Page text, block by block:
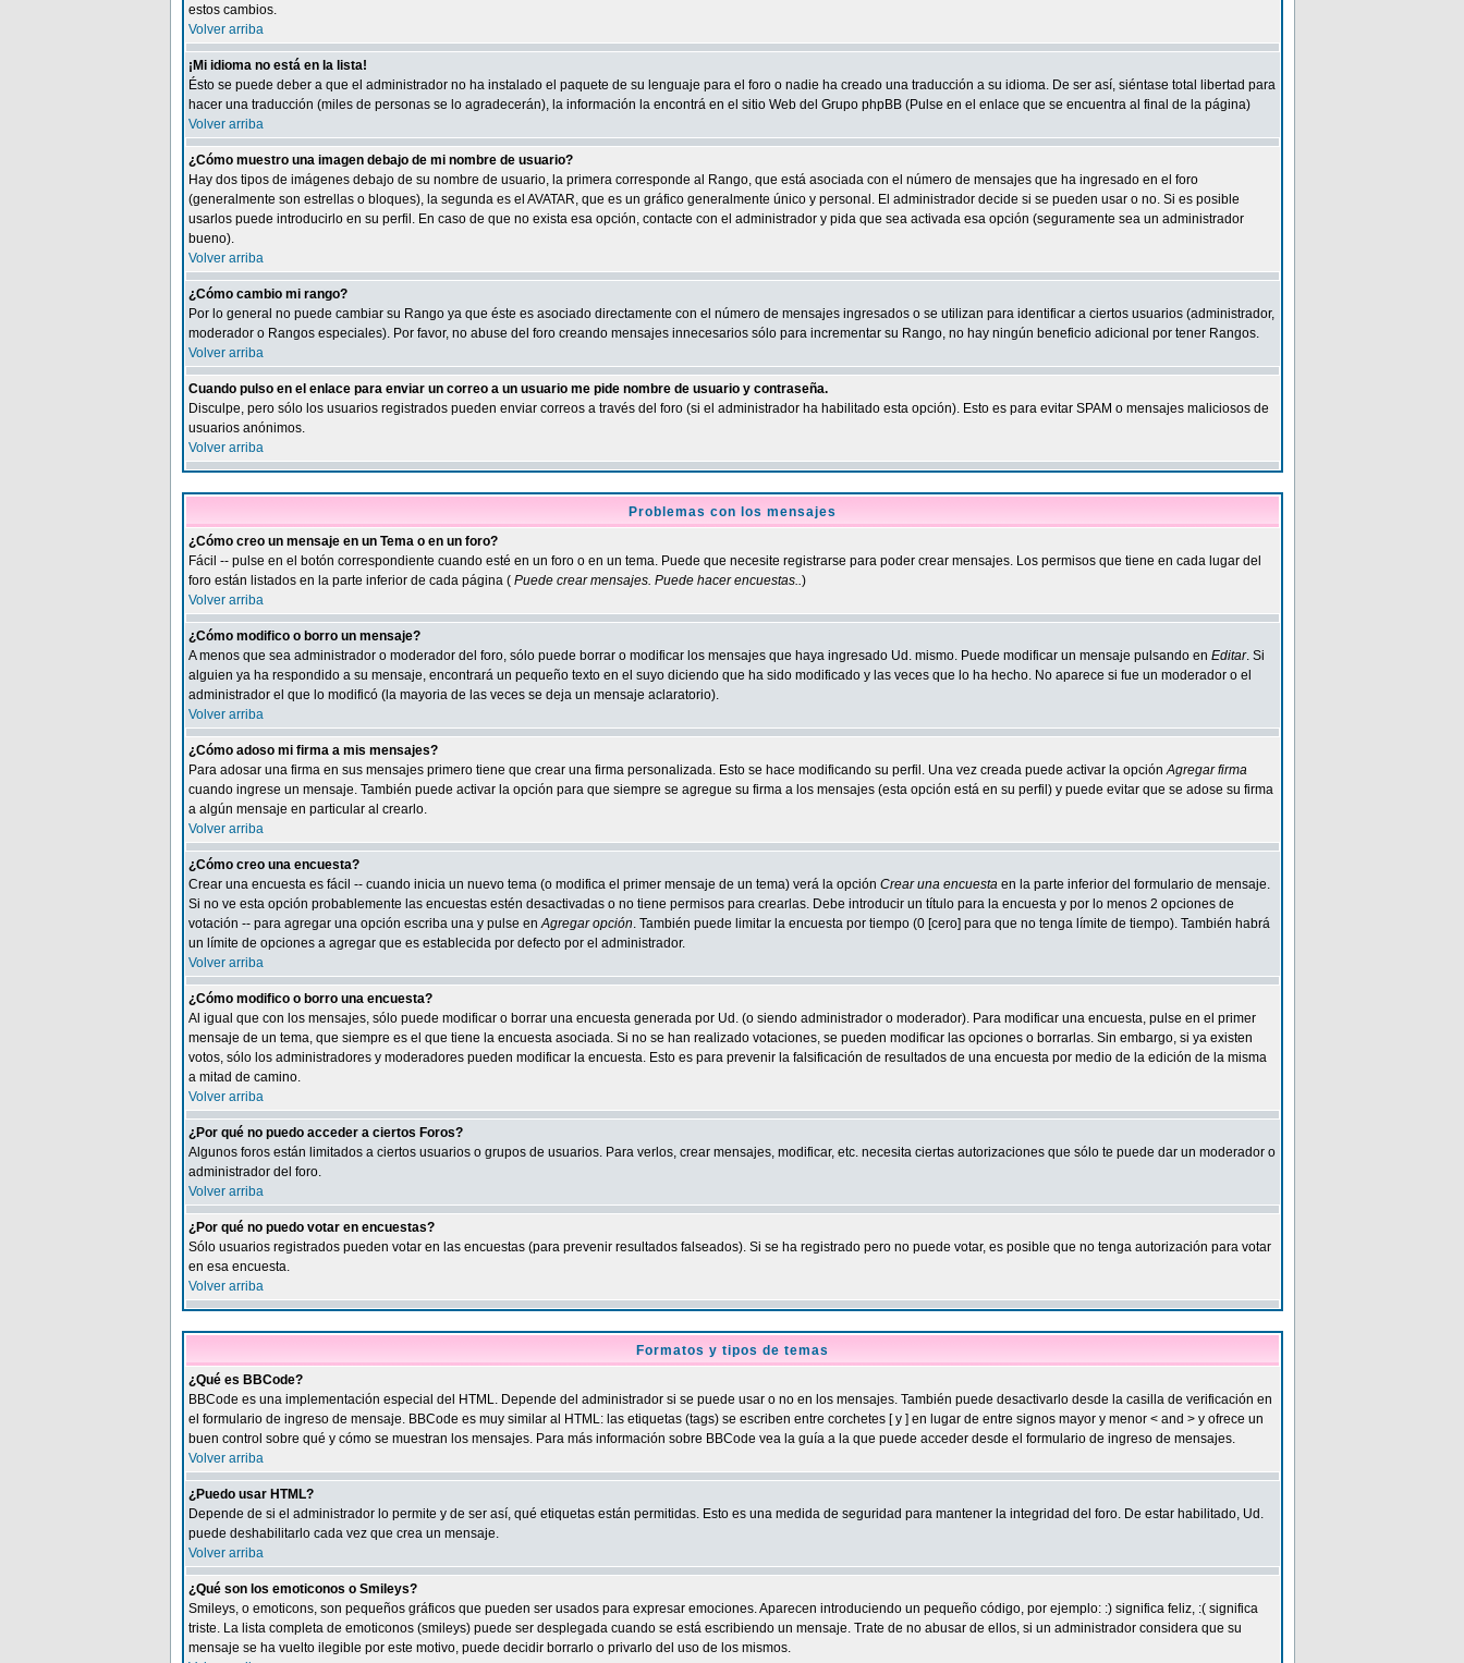
estos cambios.
Volver arriba
¡Mi idioma no está en la lista!
Ésto se puede deber a que el administrador no ha instalado el paquete de su lenguaje para el foro o nadie ha creado una traducción a su idioma. De ser así, siéntase total libertad para
hacer una traducción (miles de personas se lo agradecerán), la información la encontrá en el sitio Web del Grupo phpBB (Pulse en el enlace que se encuentra al final de la página)
Volver arriba
¿Cómo muestro una imagen debajo de mi nombre de usuario?
Hay dos tipos de imágenes debajo de su nombre de usuario, la primera corresponde al Rango, que está asociada con el número de mensajes que ha ingresado en el foro
(generalmente son estrellas o bloques), la segunda es el AVATAR, que es un gráfico generalmente único y personal. El administrador decide si se pueden usar o no. Si es posible
usarlos puede introducirlo en su perfil. En caso de que no exista esa opción, contacte con el administrador y pida que sea activada esa opción (seguramente sea un administrador
bueno).
Volver arriba
¿Cómo cambio mi rango?
Por lo general no puede cambiar su Rango ya que éste es asociado directamente con el número de mensajes ingresados o se utilizan para identificar a ciertos usuarios (administrador,
moderador o Rangos especiales). Por favor, no abuse del foro creando mensajes innecesarios sólo para incrementar su Rango, no hay ningún beneficio adicional por tener Rangos.
Volver arriba
Cuando pulso en el enlace para enviar un correo a un usuario me pide nombre de usuario y contraseña.
Disculpe, pero sólo los usuarios registrados pueden enviar correos a través del foro (si el administrador ha habilitado esta opción). Esto es para evitar SPAM o mensajes maliciosos de
usuarios anónimos.
Volver arriba
Problemas con los mensajes
¿Cómo creo un mensaje en un Tema o en un foro?
Fácil -- pulse en el botón correspondiente cuando esté en un foro o en un tema. Puede que necesite registrarse para poder crear mensajes. Los permisos que tiene en cada lugar del
foro están listados en la parte inferior de cada página (Puede crear mensajes. Puede hacer encuestas..)
Volver arriba
¿Cómo modifico o borro un mensaje?
A menos que sea administrador o moderador del foro, sólo puede borrar o modificar los mensajes que haya ingresado Ud. mismo. Puede modificar un mensaje pulsando en Editar. Si
alguien ya ha respondido a su mensaje, encontrará un pequeño texto en el suyo diciendo que ha sido modificado y las veces que lo ha hecho. No aparece si fue un moderador o el
administrador el que lo modificó (la mayoria de las veces se deja un mensaje aclaratorio).
Volver arriba
¿Cómo adoso mi firma a mis mensajes?
Para adosar una firma en sus mensajes primero tiene que crear una firma personalizada. Esto se hace modificando su perfil. Una vez creada puede activar la opciónAgregar firma
cuando ingrese un mensaje. También puede activar la opción para que siempre se agregue su firma a los mensajes (esta opción está en su perfil) y puede evitar que se adose su firma
a algún mensaje en particular al crearlo.
Volver arriba
¿Cómo creo una encuesta?
Crear una encuesta es fácil -- cuando inicia un nuevo tema (o modifica el primer mensaje de un tema) verá la opción Crear una encuestaen la parte inferior del formulario de mensaje.
Si no ve esta opción probablemente las encuestas estén desactivadas o no tiene permisos para crearlas. Debe introducir un título para la encuesta y por lo menos 2 opciones de
votación -- para agregar una opción escriba una y pulse enAgregar opción. También puede limitar la encuesta por tiempo (0 [cero] para que no tenga límite de tiempo). También habrá
un límite de opciones a agregar que es establecida por defecto por el administrador.
Volver arriba
¿Cómo modifico o borro una encuesta?
Al igual que con los mensajes, sólo puede modificar o borrar una encuesta generada por Ud. (o siendo administrador o moderador). Para modificar una encuesta, pulse en el primer
mensaje de un tema, que siempre es el que tiene la encuesta asociada. Si no se han realizado votaciones, se pueden modificar las opciones o borrarlas. Sin embargo, si ya existen
votos, sólo los administradores y moderadores pueden modificar la encuesta. Esto es para prevenir la falsificación de resultados de una encuesta por medio de la edición de la misma
a mitad de camino.
Volver arriba
¿Por qué no puedo acceder a ciertos Foros?
Algunos foros están limitados a ciertos usuarios o grupos de usuarios. Para verlos, crear mensajes, modificar, etc. necesita ciertas autorizaciones que sólo te puede dar un moderador o
administrador del foro.
Volver arriba
¿Por qué no puedo votar en encuestas?
Sólo usuarios registrados pueden votar en las encuestas (para prevenir resultados falseados). Si se ha registrado pero no puede votar, es posible que no tenga autorización para votar
en esa encuesta.
Volver arriba
Formatos y tipos de temas
¿Qué es BBCode?
BBCode es una implementación especial del HTML. Depende del administrador si se puede usar o no en los mensajes. También puede desactivarlo desde la casilla de verificación en
el formulario de ingreso de mensaje. BBCode es muy similar al HTML: las etiquetas (tags) se escriben entre corchetes [ y ] en lugar de entre signos mayor y menor < and > y ofrece un
buen control sobre qué y cómo se muestran los mensajes. Para más información sobre BBCode vea la guía a la que puede acceder desde el formulario de ingreso de mensajes.
Volver arriba
¿Puedo usar HTML?
Depende de si el administrador lo permite y de ser así, qué etiquetas están permitidas. Esto es una medida de seguridad para mantener la integridad del foro. De estar habilitado, Ud.
puede deshabilitarlo cada vez que crea un mensaje.
Volver arriba
¿Qué son los emoticonos o Smileys?
Smileys, o emoticons, son pequeños gráficos que pueden ser usados para expresar emociones. Aparecen introduciendo un pequeño código, por ejemplo: :) significa feliz, :( significa
triste. La lista completa de emoticonos (smileys) puede ser desplegada cuando se está escribiendo un mensaje. Trate de no abusar de ellos, si un administrador considera que su
mensaje se ha vuelto ilegible por este motivo, puede decidir borrarlo o privarlo del uso de los mismos.